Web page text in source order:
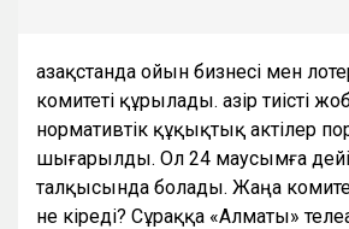
Қазақстанда ойын бизнесі мен
комитеті құрылады. Қазір тиісті
нормативтік құқықтық актілер
шығарылды. Ол 24 маусымға
талқысында болады. Жаңа
не кіреді? Сұраққа «Алматы»